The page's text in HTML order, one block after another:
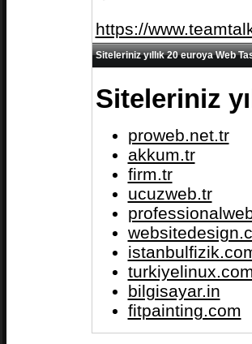
https://
Siteleriniz yıllık 20 euroya Web
Siteleriniz
proweb.net.tr
akkum.tr
firm.tr
ucuzweb.tr
bilgisayar.in
fitpainting.com